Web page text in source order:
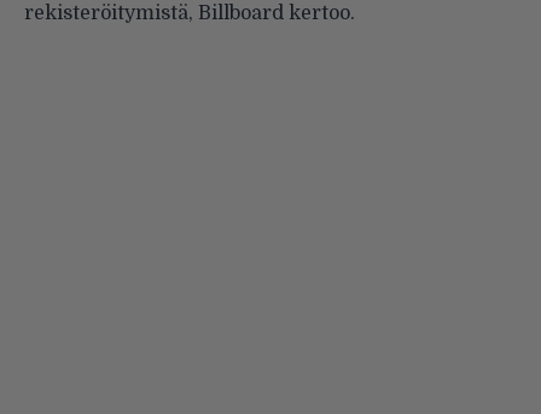
rekisteröitymistä, Billboard kertoo.